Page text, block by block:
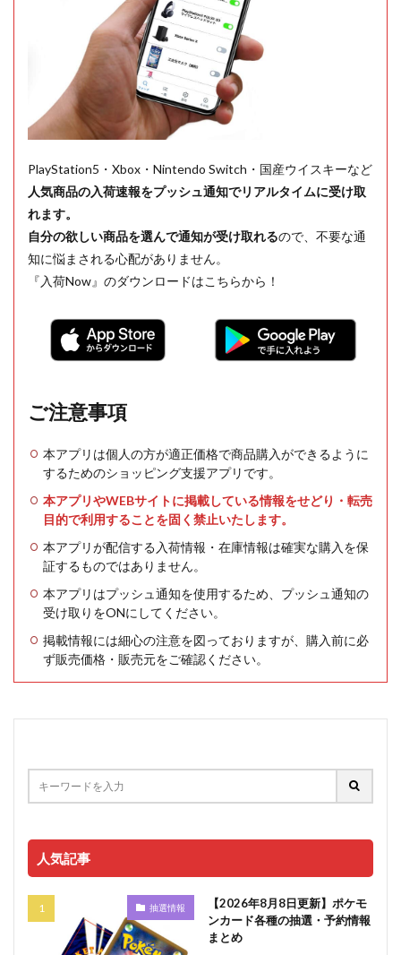
PlayStation5・Xbox・Nintendo Switch・国産ウイスキーなど
人気商品の入荷速報をプッシュ通知でリアルタイムに受け取
れます。
自分の欲しい商品を選んで通知が受け取れるので、不要な通
知に悩まされる心配がありません。
『入荷Now』のダウンロードはこちらから！
ご注意事項
本アプリは個人の方が適正価格で商品購入ができるように
するためのショッピング支援アプリです。
本アプリやWEBサイトに掲載している情報をせどり・転売
目的で利用することを固く禁止いたします。
本アプリが配信する入荷情報・在庫情報は確実な購入を保
証するものではありません。
本アプリはプッシュ通知を使用するため、プッシュ通知の
受け取りをONにしてください。
掲載情報には細心の注意を図っておりますが、購入前に必
ず販売価格・販売元をご確認ください。
人気記事
抽選情報
【2026年8月8日更新】ポケモ
ンカード各種の抽選・予約情報
まとめ